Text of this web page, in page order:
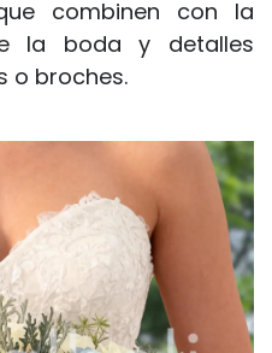
combinen con la
la boda y detalles
o broches.